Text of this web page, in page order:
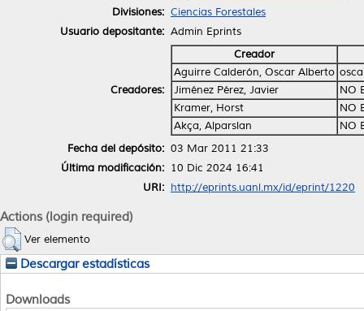
Divisiones: Ciencias Forestales
Usuario depositante: Admin Eprints
Creadores:
Creador
Aguirre Calderón, Oscar Alberto
Jiménez Pérez, Javier
NO
Kramer, Horst
NO
Akça, Alparslan
NO
Fecha del depósito: 03 Mar 2011 21:33
Última modificación: 10 Dic 2024 16:41
URI: http://eprints.uanl.mx/id/eprint/1220
Actions (login required)
Ver elemento
Descargar estadísticas
Downloads